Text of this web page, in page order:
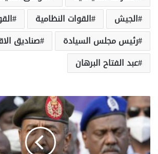
الجيش
القوات النظامية
رئيس مجلس السيادة
صناديق
عبد الفتاح البرهان